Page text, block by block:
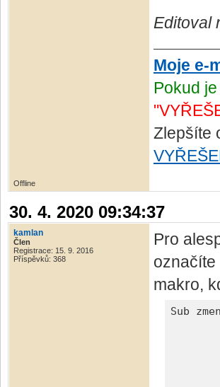
Editoval
Moje e-
Pokud
Zlepšíte
Offline
30. 4. 2020 09:34:37
kamlan
Člen
Registrace: 15. 9. 2016
Příspěvků: 368
Pro
makro,
Sub